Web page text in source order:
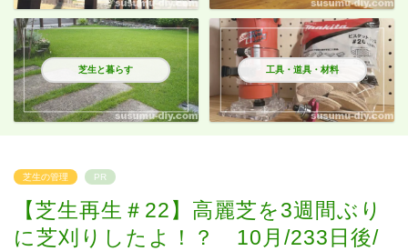
芝生と暮らす 工具・道具・材料
芝生の管理 PR
【芝生再生＃22】高麗芝を3週間ぶり
に芝刈りしたよ！？ 10月/233日後/